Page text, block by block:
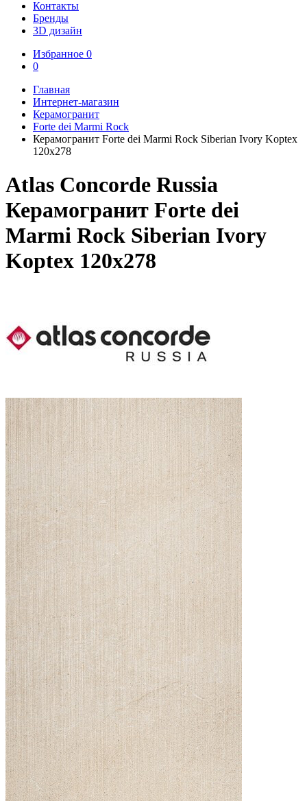
Контакты
Бренды
3D дизайн
Избранное 0
0
Главная
Интернет-магазин
Керамогранит
Forte dei Marmi Rock
Керамогранит Forte dei Marmi Rock Siberian Ivory Koptex
120x278
Atlas Concorde Russia
Керамогранит Forte dei
Marmi Rock Siberian Ivory
Koptex 120x278